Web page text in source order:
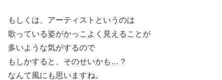
もしくは、アーティストというのは
歌っている姿がかっこよく見えることが
多いような気がするので
もしかすると、そのせいかも…？
なんて風にも思いますね。